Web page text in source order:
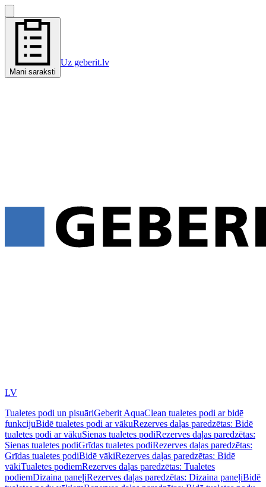
Mani saraksti
Uz geberit.lv
LV
Tualetes podi un pisuāriGeberit AquaClean tualetes podi ar bidē
funkcijuBidē tualetes podi ar vākuRezerves daļas paredzētas: Bidē
tualetes podi ar vākuSienas tualetes podiRezerves daļas paredzētas:
Sienas tualetes podiGrīdas tualetes podiRezerves daļas paredzētas:
Grīdas tualetes podiBidē vākiRezerves daļas paredzētas: Bidē
vākiTualetes podiemRezerves daļas paredzētas: Tualetes
podiemDizaina paneļiRezerves daļas paredzētas: Dizaina paneļiBidē